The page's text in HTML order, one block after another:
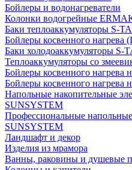
Бойлеры и водонагреватели
Колонки водогрейные
Баки теплоаккумуляторы S-
Бойлеры косвенного
Баки холодоаккумуляторы S-
Теплоаккумуляторы со
Бойлеры косвенного нагрева
Бойлеры косвенного нагрева
Напольные накопительные
SUNSYSTEM
Профессиональные
SUNSYSTEM
Ландшафт и декор
Изделия из мрамора
Ванны, раковины и душевые